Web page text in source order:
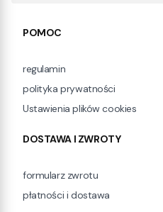
Linki w stopce
POMOC
regulamin
polityka prywatności
Ustawienia plików cookies
DOSTAWA I ZWROTY
formularz zwrotu
płatności i dostawa